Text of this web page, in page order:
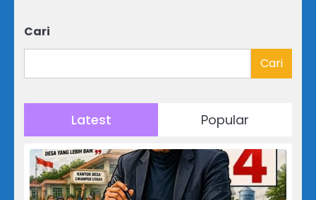
Cari
Cari
Latest Popular